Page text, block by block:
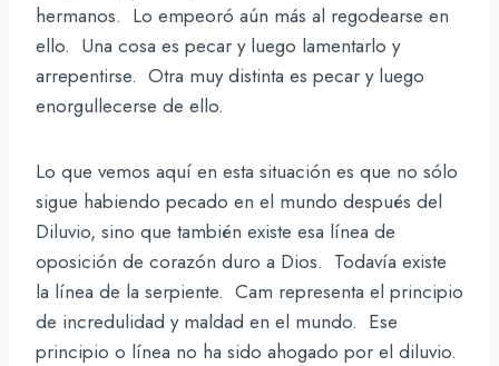
hermanos. Lo empeoró aún más al regodearse en
ello. Una cosa es pecar y luego lamentarlo y
arrepentirse. Otra muy distinta es pecar y luego
enorgullecerse de ello.
Lo que vemos aquí en esta situación es que no sólo
sigue habiendo pecado en el mundo después del
Diluvio, sino que también existe esa línea de
oposición de corazón duro a Dios. Todavía existe
la línea de la serpiente. Cam representa el principio
de incredulidad y maldad en el mundo. Ese
principio o línea no ha sido ahogado por el diluvio.